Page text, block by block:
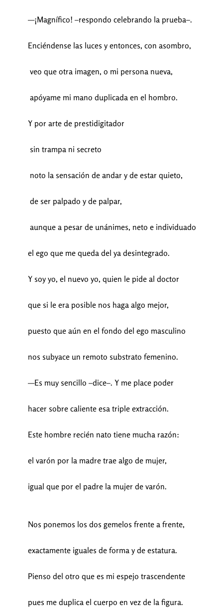
—¡Magnífico! –respondo celebrando la prueba–.
Enciéndense las luces y entonces, con asombro,
veo que otra imagen, o mi persona nueva,
apóyame mi mano duplicada en el hombro.
Y por arte de prestidigitador
sin trampa ni secreto
noto la sensación de andar y de estar quieto,
de ser palpado y de palpar,
aunque a pesar de unánimes, neto e individuado
el ego que me queda del ya desintegrado.
Y soy yo, el nuevo yo, quien le pide al doctor
que si le era posible nos haga algo mejor,
puesto que aún en el fondo del ego masculino
nos subyace un remoto substrato femenino.
—Es muy sencillo –dice–. Y me place poder
hacer sobre caliente esa triple extracción.
Este hombre recién nato tiene mucha razón:
el varón por la madre trae algo de mujer,
igual que por el padre la mujer de varón.
Nos ponemos los dos gemelos frente a frente,
exactamente iguales de forma y de estatura.
Pienso del otro que es mi espejo trascendente
pues me duplica el cuerpo en vez de la figura.